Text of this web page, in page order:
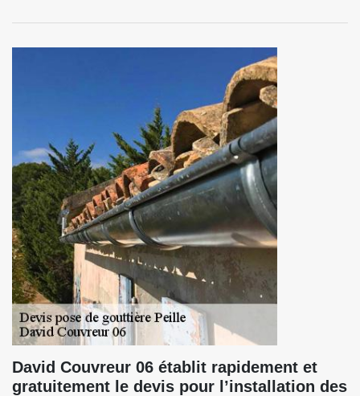
David Couvreur 06 établit rapidement et
gratuitement le devis pour l’installation des